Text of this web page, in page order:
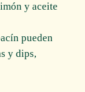
y aceite
pueden
y dips,